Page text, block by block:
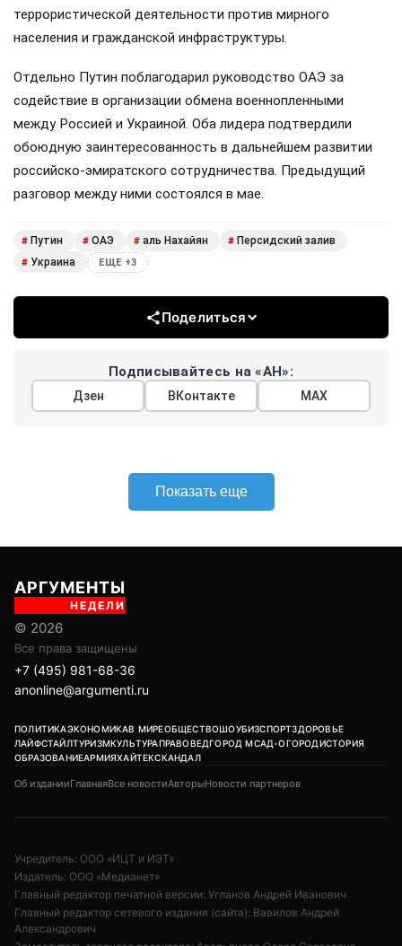
террористической деятельности против мирного
населения и гражданской инфраструктуры.
Отдельно Путин поблагодарил руководство ОАЭ за
содействие в организации обмена военнопленными
между Россией и Украиной. Оба лидера подтвердили
обоюдную заинтересованность в дальнейшем развитии
российско-эмиратского сотрудничества. Предыдущий
разговор между ними состоялся в мае.
# Путин # ОАЭ # аль Нахайян # Персидский залив
# Украина ЕЩЕ +3
Поделиться
Подписывайтесь на «АН»:
Дзен ВКонтакте МАХ
Показать еще
АРГУМЕНТЫ
НЕДЕЛИ
© 2026
Все права защищены
+7 (495) 981-68-36
anonline@argumenti.ru
ПОЛИТИКАЭКОНОМИКАВ МИРЕОБЩЕСТВОШОУБИЗСПОРТЗДОРОВЬЕ
ЛАЙФСТАЙЛТУРИЗМКУЛЬТУРАПРАВОВЕДГОРОД МСАД-ОГОРОДИСТОРИЯ
ОБРАЗОВАНИЕАРМИЯХАЙТЕКСКАНДАЛ
Об изданииГлавнаяВсе новостиАвторыНовости партнеров
Учредитель: ООО «ИЦТ и ИЭТ»
Издатель: ООО «Медианет»
Главный редактор печатной версии: Угланов Андрей Иванович
Главный редактор сетевого издания (сайта): Вавилов Андрей
Александрович